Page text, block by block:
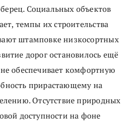
Социальных объектов
темпы их строительства
штамповке низкосортных
дорог остановилось ещё
обеспечивает комфортную
прирастающему на
Отсутствие природных
доступности на фоне